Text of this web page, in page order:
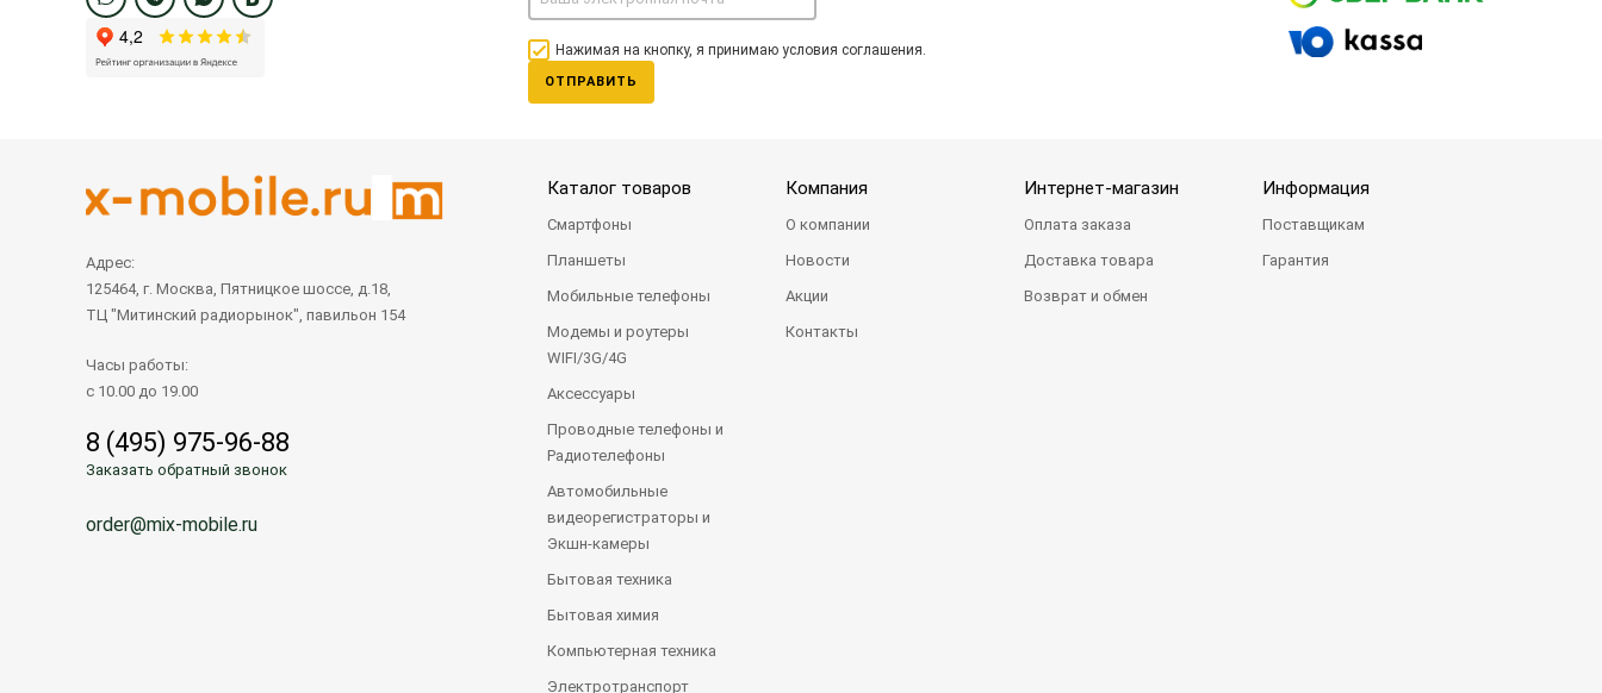
Нажимая на кнопку, я принимаю условия соглашения.
ОТПРАВИТЬ
Адрес:
125464, г. Москва, Пятницкое шоссе, д.18,
ТЦ "Митинский радиорынок", павильон 154
Часы работы:
с 10.00 до 19.00
8 (495) 975-96-88
Заказать обратный звонок
order@mix-mobile.ru
Каталог товаров
Смартфоны
Планшеты
Мобильные телефоны
Модемы и роутеры
WIFI/3G/4G
Аксессуары
Проводные телефоны и
Радиотелефоны
Автомобильные
видеорегистраторы и
Экшн-камеры
Бытовая техника
Бытовая химия
Компьютерная техника
Электротранспорт
Компания
О компании
Новости
Акции
Контакты
Интернет-магазин
Оплата заказа
Доставка товара
Возврат и обмен
Информация
Поставщикам
Гарантия